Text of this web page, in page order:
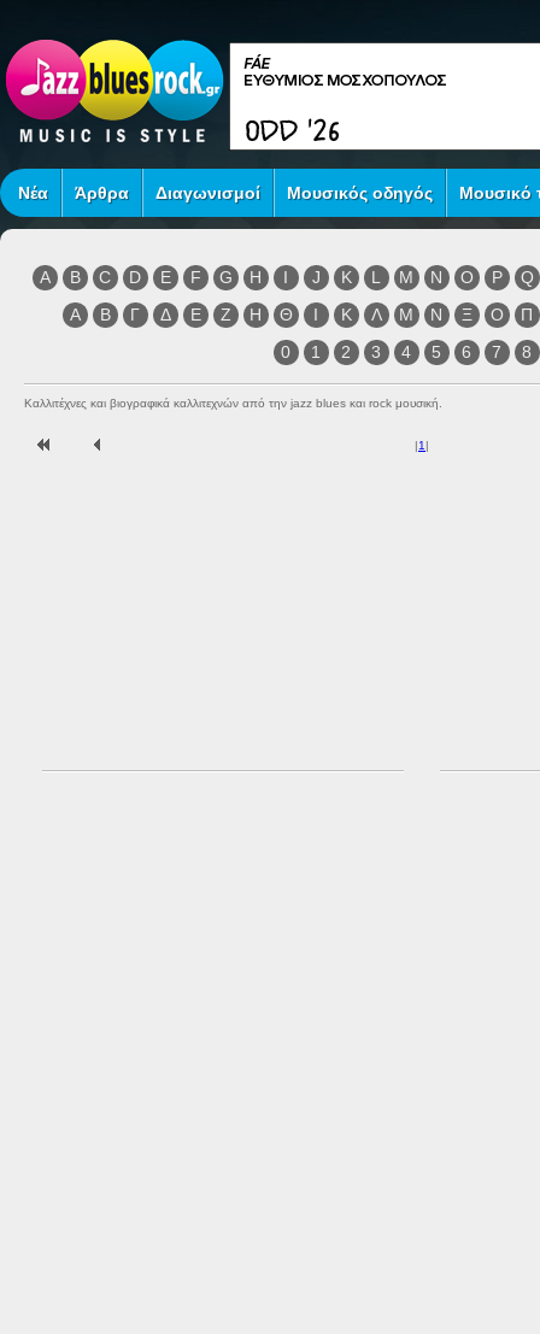
Νέα Άρθρα Διαγωνισμοί Μουσικός οδηγός Μουσικό
A B C D E F G H I J K L M N O P
Q
Α
Β Γ Δ Ε Ζ Η Θ Ι Κ Λ Μ Ν Ξ Ο
Π
0
1 2 3 4 5 6 7 8
Καλλιτέχνες και βιογραφικά καλλιτεχνών από την jazz blues και rock μουσική.
|1 |